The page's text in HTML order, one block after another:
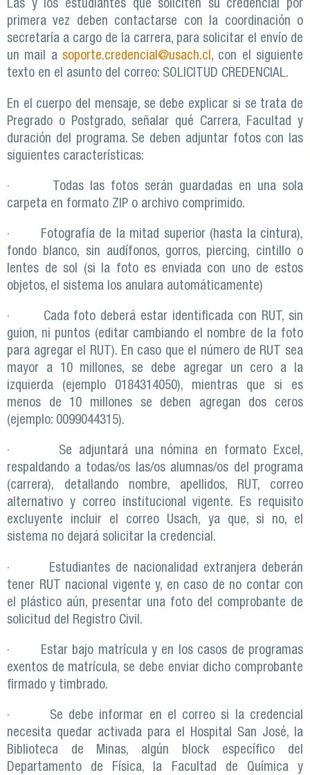
Las y los estudiantes que soliciten su credencial por
primera vez deben contactarse con la coordinación o
secretaría a cargo de la carrera, para solicitar el envío de
un mail a soporte.credencial@usach.cl, con el siguiente
texto en el asunto del correo: SOLICITUD CREDENCIAL.
En el cuerpo del mensaje, se debe explicar si se trata de
Pregrado o Postgrado, señalar qué Carrera, Facultad y
duración del programa. Se deben adjuntar fotos con las
siguientes características:
· Todas las fotos serán guardadas en una sola
carpeta en formato ZIP o archivo comprimido.
· Fotografía de la mitad superior (hasta la cintura),
fondo blanco, sin audífonos, gorros, piercing, cintillo o
lentes de sol (si la foto es enviada con uno de estos
objetos, el sistema los anulara automáticamente)
· Cada foto deberá estar identificada con RUT, sin
guion, ni puntos (editar cambiando el nombre de la foto
para agregar el RUT). En caso que el número de RUT sea
mayor a 10 millones, se debe agregar un cero a la
izquierda (ejemplo 0184314050), mientras que si es
menos de 10 millones se deben agregan dos ceros
(ejemplo: 0099044315).
· Se adjuntará una nómina en formato Excel,
respaldando a todas/os las/os alumnas/os del programa
(carrera), detallando nombre, apellidos, RUT, correo
alternativo y correo institucional vigente. Es requisito
excluyente incluir el correo Usach, ya que, si no, el
sistema no dejará solicitar la credencial.
· Estudiantes de nacionalidad extranjera deberán
tener RUT nacional vigente y, en caso de no contar con
el plástico aún, presentar una foto del comprobante de
solicitud del Registro Civil.
· Estar bajo matrícula y en los casos de programas
exentos de matrícula, se debe enviar dicho comprobante
firmado y timbrado.
· Se debe informar en el correo si la credencial
necesita quedar activada para el Hospital San José, la
Biblioteca de Minas, algún block específico del
Departamento de Física, la Facultad de Química y